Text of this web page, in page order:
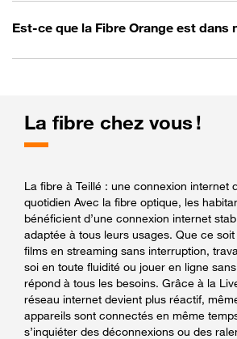
Est-ce que la Fibre Orange est dans
La fibre chez vous !
La fibre à Teillé : une connexion internet
quotidien Avec la fibre optique, les
bénéficient d’une connexion internet
adaptée à tous leurs usages. Que ce
films en streaming sans interruption,
soi en toute fluidité ou jouer en ligne
répond à tous les besoins. Grâce à la
réseau internet devient plus réactif,
appareils sont connectés en même
s’inquiéter des déconnexions ou des